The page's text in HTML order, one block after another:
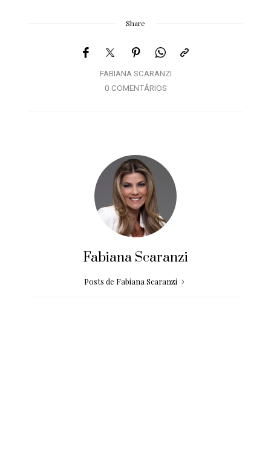
Share
FABIANA SCARANZI
0 COMENTÁRIOS
Fabiana Scaranzi
Posts de Fabiana Scaranzi